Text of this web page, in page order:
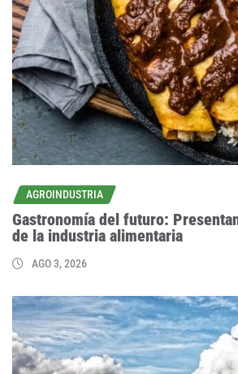
AGROINDUSTRIA
Gastronomía del futuro:
de la industria alimentaria
AGO 3, 2026